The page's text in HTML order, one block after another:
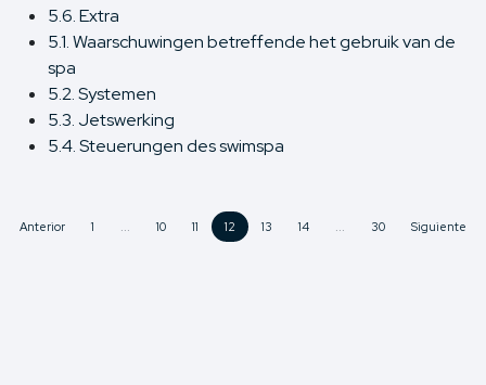
5.6. Extra
5.1. Waarschuwingen betreffende het gebruik van de
spa
5.2. Systemen
5.3. Jetswerking
5.4. Steuerungen des swimspa
Anterior 1 ... 10 11 12 13 14 ... 30 Siguiente